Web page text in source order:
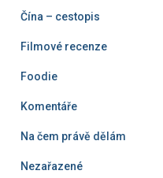
Čína – cestopis
Filmové recenze
Foodie
Komentáře
Na čem právě dělám
Nezařazené